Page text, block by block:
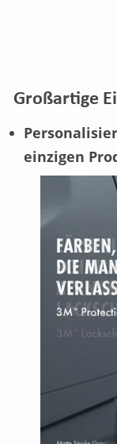
Großartige
einzigen